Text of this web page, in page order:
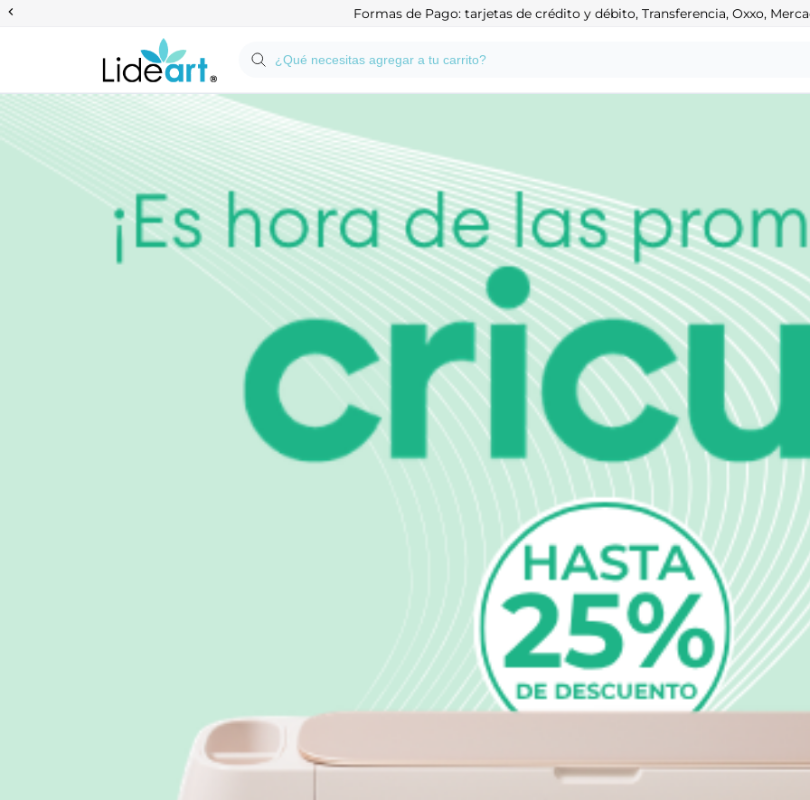
Anterior Formas de Pago: tarjetas de crédito y débito, Transferencia, Oxxo,